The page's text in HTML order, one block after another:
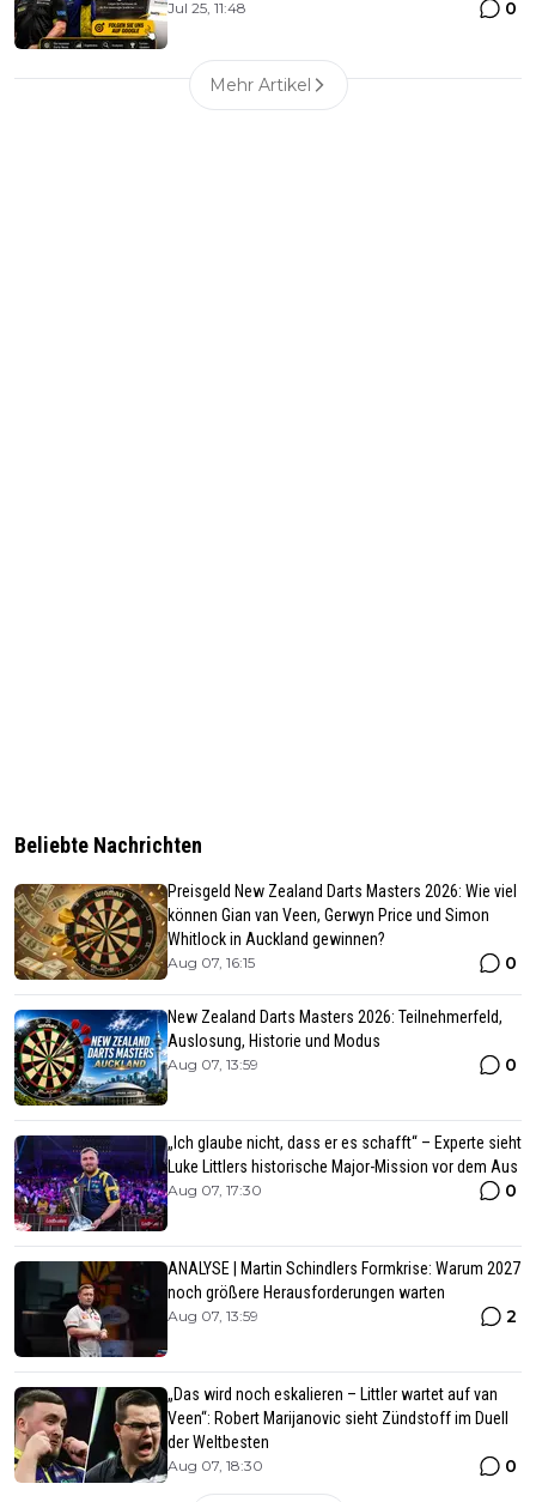
Jul 25, 11:48 0
Mehr Artikel
Beliebte Nachrichten
Preisgeld New Zealand Darts Masters 2026: Wie viel
können Gian van Veen, Gerwyn Price und Simon
Whitlock in Auckland gewinnen?
Aug 07, 16:15 0
New Zealand Darts Masters 2026: Teilnehmerfeld,
Auslosung, Historie und Modus
Aug 07, 13:59 0
„Ich glaube nicht, dass er es schafft“ – Experte sieht
Luke Littlers historische Major-Mission vor dem Aus
Aug 07, 17:30 0
ANALYSE | Martin Schindlers Formkrise: Warum 2027
noch größere Herausforderungen warten
Aug 07, 13:59 2
„Das wird noch eskalieren – Littler wartet auf van
Veen“: Robert Marijanovic sieht Zündstoff im Duell
der Weltbesten
Aug 07, 18:30 0